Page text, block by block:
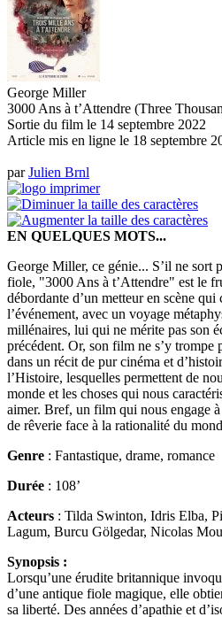
George Miller
3000 Ans à t’Attendre (Three
Sortie du film le 14 septembre 2022
Article mis en ligne le 18 septembre
parJulien Brnl
EN QUELQUES MOTS...
George Miller, ce génie... S’il ne sort
fiole, "3000 Ans à t’Attendre" est le
débordante d’un metteur en scène
l’événement, avec un voyage
millénaires, lui qui ne mérite pas son
précédent. Or, son film ne s’y trompe
dans un récit de pur cinéma et
l’Histoire, lesquelles permettent de
monde et les choses qui nous
aimer. Bref, un film qui nous engage
de rêverie face à la rationalité du
Genre : Fantastique, drame, romance
Durée : 108’
Acteurs : Tilda Swinton, Idris Elba,
Lagum, Burcu Gölgedar, Nicolas
Synopsis :
Lorsqu’une érudite britannique
d’une antique fiole magique, elle
sa liberté. Des années d’apathie et